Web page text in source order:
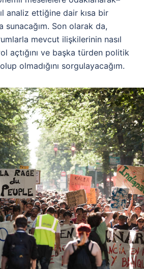
analiz ettiğine dair kısa bir
sunacağım. Son olarak da,
mevcut ilişkilerinin nasıl
açtığını ve başka türden politik
olmadığını sorgulayacağım.